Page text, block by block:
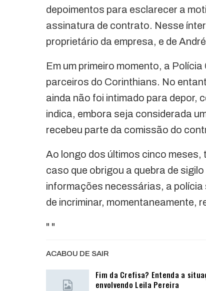
depoimentos para esclarecer a
assinatura de contrato. Nesse
proprietário da empresa, e de
Em um primeiro momento, a
parceiros do Corinthians. No
ainda não foi intimado para depor,
indica, embora seja considerada
recebeu parte da comissão do
Ao longo dos últimos cinco
caso que obrigou a quebra de
informações necessárias, a
de incriminar, momentaneamente,
" "
ACABOU DE SAIR
Fim da Crefisa? Entenda a
envolvendo Leila Pereira